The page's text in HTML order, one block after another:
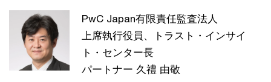
PwC Japan有限責任監査法人
上席執行役員、トラスト・インサイ
ト・センター長
パートナー 久禮 由敬